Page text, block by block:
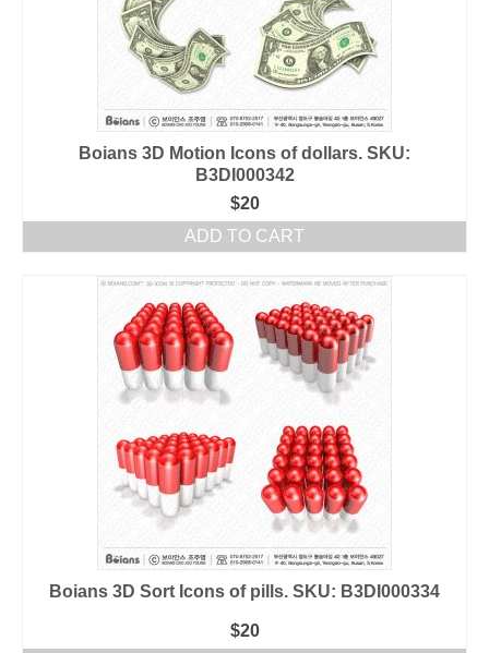
Boians 3D Motion Icons of dollars. SKU:
B3DI000342
$20
ADD TO CART
Boians 3D Sort Icons of pills. SKU: B3DI000334
$20